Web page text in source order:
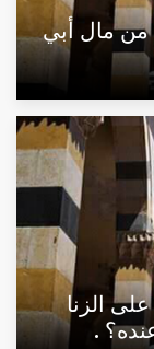
من مال أبي
الزنا
.